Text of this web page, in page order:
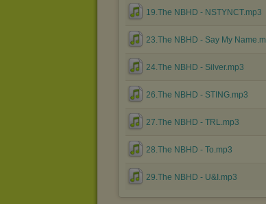
19.The NBHD - NSTYNCT.mp3
23.The NBHD - Say My
24.The NBHD - Silver.mp3
26.The NBHD - STING.mp3
27.The NBHD - TRL.mp3
28.The NBHD - To.mp3
29.The NBHD - U&I.mp3